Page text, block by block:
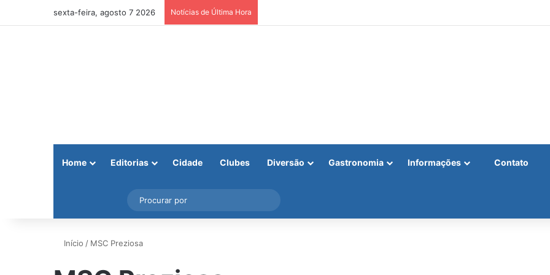
sexta-feira, agosto 7 2026 Notícias de Última Hora
Home Editorias Cidade Clubes Diversão Gastronomia Informações Contato
Instagram
Barra Lateral
por
Início / MSC Preziosa